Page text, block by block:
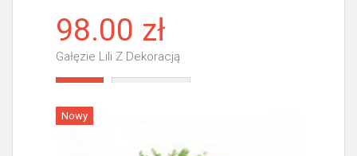
98.00 zł
Gałęzie Lili Z Dekoracją
Nowy